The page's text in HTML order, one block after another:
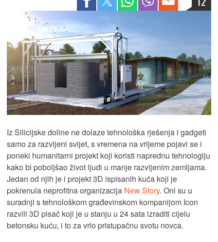
Iz Silicijske doline ne dolaze tehnološka rješenja i gadgeti
samo za razvijeni svijet, s vremena na vrijeme pojavi se i
poneki humanitarni projekt koji koristi naprednu tehnologiju
kako bi poboljšao život ljudi u manje razvijenim zemljama.
Jedan od njih je i projekt 3D ispisanih kuća koji je
pokrenula neprofitna organizacija New Story. Oni su u
suradnji s tehnološkom građevinskom kompanijom Icon
razvili 3D pisač koji je u stanju u 24 sata izraditi cijelu
betonsku kuću, i to za vrlo pristupačnu svotu novca.